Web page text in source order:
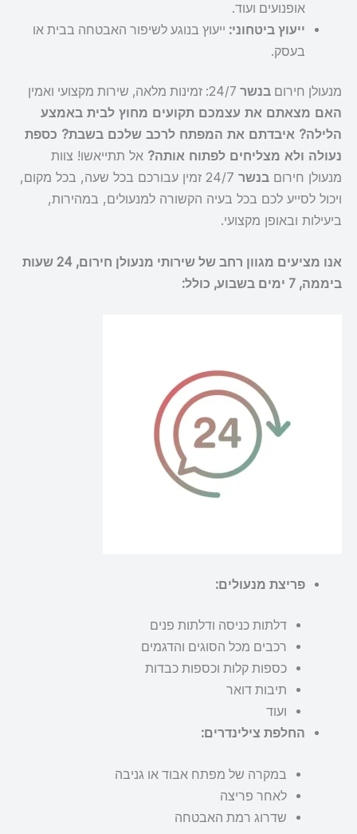
אופנועים ועוד.
ייעוץ ביטחוני: ייעוץ בנוגע לשיפור האבטחה בבית או
בעסק.
מנעולן חירום בנשר 24/7: זמינות מלאה, שירות מקצועי ואמין
האם מצאתם את עצמכם תקועים מחוץ לבית באמצע
הלילה? איבדתם את המפתח לרכב שלכם בשבת? כספת
נעולה ולא מצליחים לפתוח אותה? אל תתייאשו! צוות
מנעולן חירום בנשר
24/7 זמין עבורכם בכל שעה, בכל מקום,
ויכול לסייע לכם בכל בעיה הקשורה למנעולים, במהירות,
ביעילות ובאופן מקצועי.
אנו מציעים מגוון רחב של שירותי מנעולן חירום, 24 שעות
ביממה, 7 ימים בשבוע, כולל:
פריצת מנעולים:
דלתות כניסה ודלתות פנים
רכבים מכל הסוגים והדגמים
כספות קלות וכספות כבדות
תיבות דואר
ועוד
החלפת צילינדרים:
במקרה של מפתח אבוד או גניבה
לאחר פריצה
שדרוג רמת האבטחה